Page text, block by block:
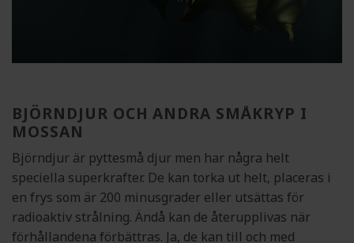
BJÖRNDJUR OCH ANDRA SMÅKRYP I
MOSSAN
Björndjur är pyttesmå djur men har några helt
speciella superkrafter. De kan torka ut helt, placeras i
en frys som är 200 minusgrader eller utsättas för
radioaktiv strålning. Ändå kan de återupplivas när
förhållandena förbättras. Ja, de kan till och med